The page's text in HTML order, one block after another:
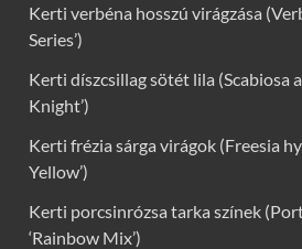
Kerti verbéna hosszú virágzása
Series’)
Kerti díszcsillag sötét lila (Scabiosa
Knight’)
Kerti frézia sárga virágok (Freesia
Yellow’)
Kerti porcsinrózsa tarka színek
‘Rainbow Mix’)